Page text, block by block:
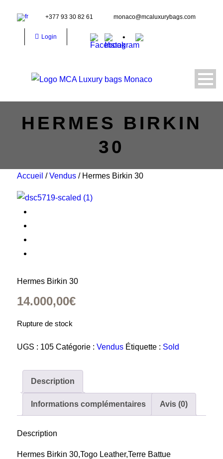
+377 93 30 82 61 monaco@mcaluxurybags.com
Login
HERMES BIRKIN
30
Accueil /Vendus / Hermes Birkin 30
Hermes Birkin 30
14.000,00€
Rupture de stock
UGS : 105 Catégorie : Vendus Étiquette : Sold
Description
Informations complémentaires Avis (0)
Description
Hermes Birkin 30,Togo Leather,Terre Battue